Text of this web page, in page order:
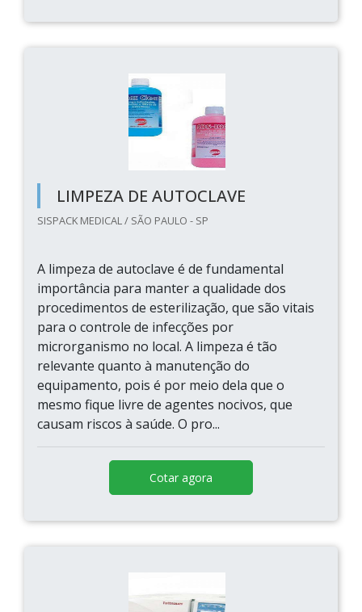
LIMPEZA DE AUTOCLAVE
SISPACK MEDICAL / SÃO PAULO - SP
A limpeza de autoclave é de fundamental
importância para manter a qualidade dos
procedimentos de esterilização, que são vitais
para o controle de infecções por
microrganismo no local. A limpeza é tão
relevante quanto à manutenção do
equipamento, pois é por meio dela que o
mesmo fique livre de agentes nocivos, que
causam riscos à saúde. O pro...
Cotar agora